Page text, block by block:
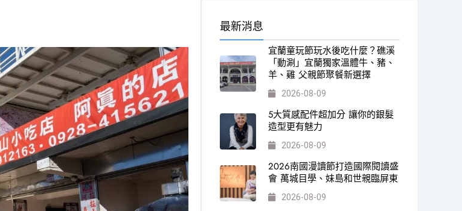
最新消息
宜蘭童玩節玩水後吃什麼？礁溪
「動涮」宜蘭獨家溫體牛、豬、
羊、雞 父親節聚餐新選擇
2026-08-09
5大質感配件超加分 讓你的銀髮
造型更有魅力
2026-08-09
2026南國漫讀節打造國際閱讀盛
會 萬城目學、妹島和世親臨屏東
2026-08-09